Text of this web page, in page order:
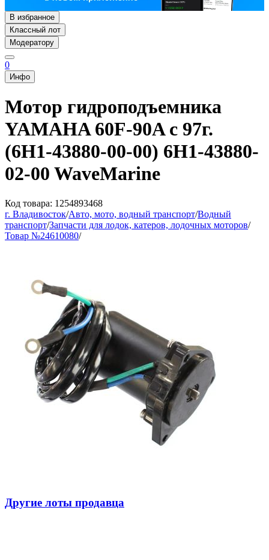
В избранное
Классный лот
Модератору
0
Инфо
Мотор гидроподъемника
YAMAHA 60F-90A с 97г.
(6H1-43880-00-00) 6H1-43880-
02-00 WaveMarine
Код товара: 1254893468
г. Владивосток/Авто, мото, водный транспорт/Водный
транспорт/Запчасти для лодок, катеров, лодочных моторов/
Товар №24610080/
Другие лоты продавца